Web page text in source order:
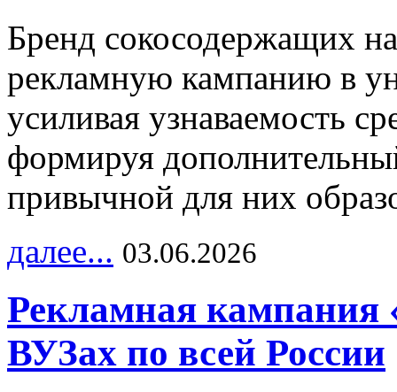
Бренд сокосодержащих
рекламную кампанию в
усиливая узнаваемость
формируя
привычной для них
далее... 03.06.2026
Рекламная кампания
ВУЗах по всей России